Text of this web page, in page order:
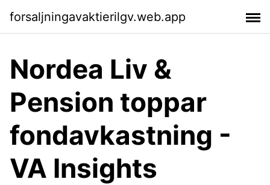
forsaljningavaktierilgv.web.app
Nordea Liv &
Pension toppar
fondavkastning -
VA Insights